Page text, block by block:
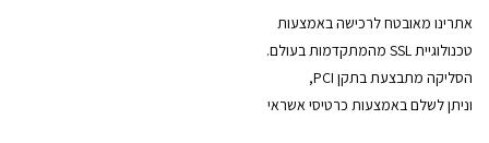
אתרינו מאובטח לרכישה באמצעות
טכנולוגיית SSL מהמתקדמות בעולם.
הסליקה מתבצעת בתקן PCI,
וניתן לשלם באמצעות כרטיסי אשראי